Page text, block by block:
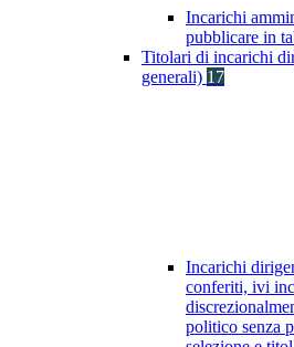
Incarichi
pubblicare in
Titolari di incarichi
generali) 17
Incarichi
conferiti, ivi
politico senza